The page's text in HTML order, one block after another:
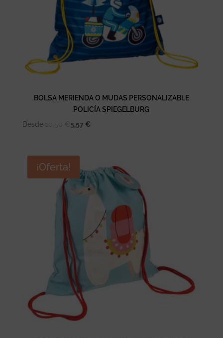
BOLSA MERIENDA O MUDAS PERSONALIZABLE
POLICÍA SPIEGELBURG
Desde
5,57 €
¡Oferta!